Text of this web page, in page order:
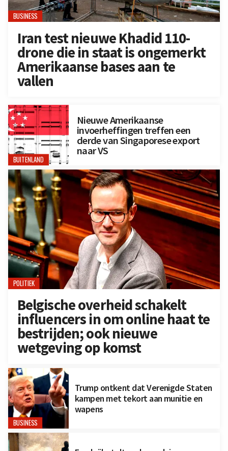
BUSINESS
Iran test nieuwe Khadid 110-
drone die in staat is ongemerkt
Amerikaanse bases aan te
vallen
BUITENLAND
Nieuwe Amerikaanse
invoerheffingen treffen een
derde van Singaporese export
naar VS
POLITIEK
Belgische overheid schakelt
influencers in om online haat te
bestrijden; ook nieuwe
wetgeving op komst
BUSINESS
Trump ontkent dat Verenigde Staten
kampen met tekort aan munitie en
wapens